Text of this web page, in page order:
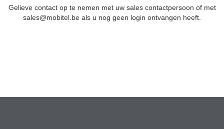
Gelieve contact op te nemen met uw sales contactpersoon of met
sales@mobitel.be als u nog geen login ontvangen heeft.